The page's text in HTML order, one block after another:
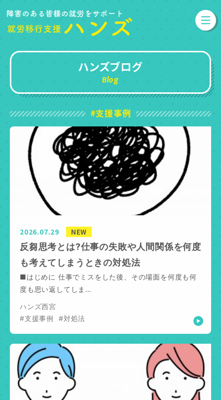
ハンズブログ
Blog
#支援事例
2026.07.29 NEW
反芻思考とは?仕事の失敗や人間関係を何度
も考えてしまうときの対処法
■はじめに 仕事でミスをした後、その場面を何度も何
度も思い返してしま…
ハンズ西宮
#支援事例
#対処法